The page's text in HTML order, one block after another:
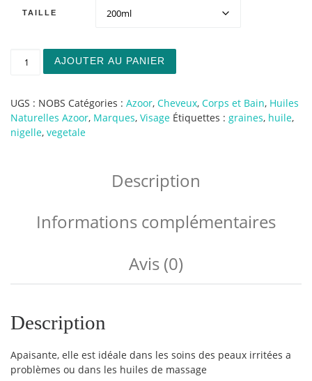
TAILLE
quantité de Huile Naturelle de Nigelle
AJOUTER AU PANIER
UGS : NOBS Catégories : Azoor, Cheveux, Corps et Bain, Huiles
Naturelles Azoor, Marques, Visage Étiquettes : graines, huile,
nigelle, vegetale
Description
Informations complémentaires
Avis (0)
Description
Apaisante, elle est idéale dans les soins des peaux irritées a
problèmes ou dans les huiles de massage